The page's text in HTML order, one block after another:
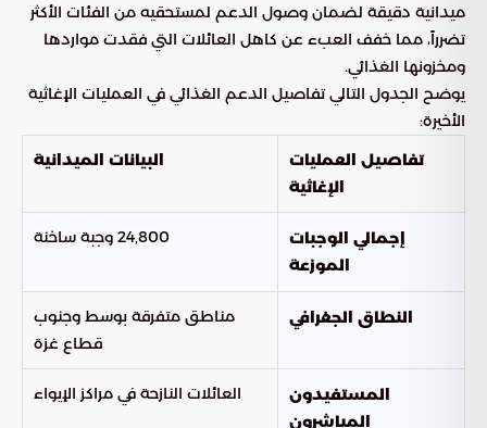
ميدانية دقيقة لضمان وصول الدعم لمستحقيه من الفئات الأكثر
تضرراً، مما خفف العبء عن كاهل العائلات التي فقدت مواردها
ومخزونها الغذائي.
يوضح الجدول التالي تفاصيل الدعم الغذائي في العمليات الإغاثية
الأخيرة:
تفاصيل العمليات
الإغاثية
البيانات الميدانية
إجمالي الوجبات
الموزعة
24,800 وجبة ساخنة
النطاق الجغرافي
مناطق متفرقة بوسط وجنوب
قطاع غزة
المستفيدون
المباشرون
العائلات النازحة في مراكز الإيواء